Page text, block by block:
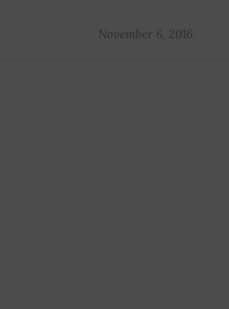
November 6, 2016